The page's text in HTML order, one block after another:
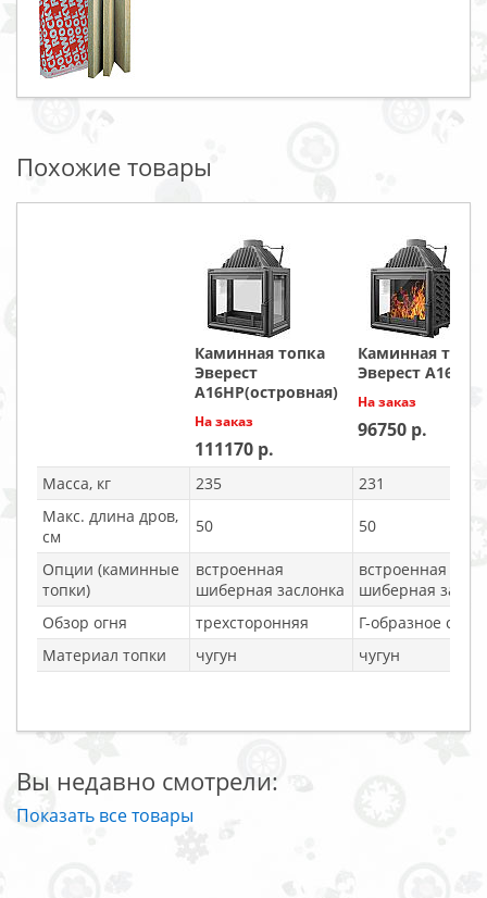
Похожие товары
Каминная топка
Эверест
А16НР(островная)
На заказ
111170
Каминная топка
Эверест A16 L
На заказ
96750
Масса, кг 235
231
Макс. длина дров,
см
50 50
Опции (каминные
топки)
встроенная
шиберная заслонка
встроенная
шиберная
Обзор огня
трехсторонняя
Г-образное
Материал топки
чугун чугун
Вы недавно смотрели:
Показать все товары